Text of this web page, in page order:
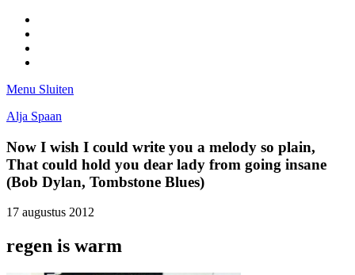
Menu Sluiten
Alja Spaan
Now I wish I could write you a melody so plain,
That could hold you dear lady from going insane
(Bob Dylan, Tombstone Blues)
17 augustus 2012
regen is warm